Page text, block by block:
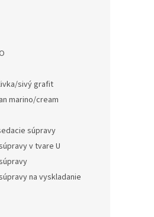
sivý grafit
marino/cream
súpravy
v tvare U
na vyskladanie